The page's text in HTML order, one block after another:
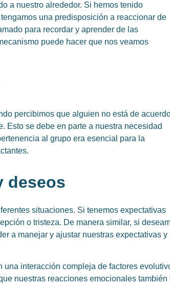
a nuestro alrededor. Si hemos tenido
una predisposición a reaccionar de
para recordar y aprender de las
puede hacer que nos veamos
percibimos que alguien no está de
Esto se debe en parte a nuestra necesidad
al grupo era esencial para la
deseos
situaciones. Si tenemos expectativas
o tristeza. De manera similar, si
a manejar y ajustar nuestras expectativas y
interacción compleja de factores
nuestras reacciones emocionales también